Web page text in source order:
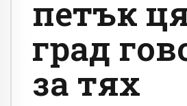
петък
град
за тях